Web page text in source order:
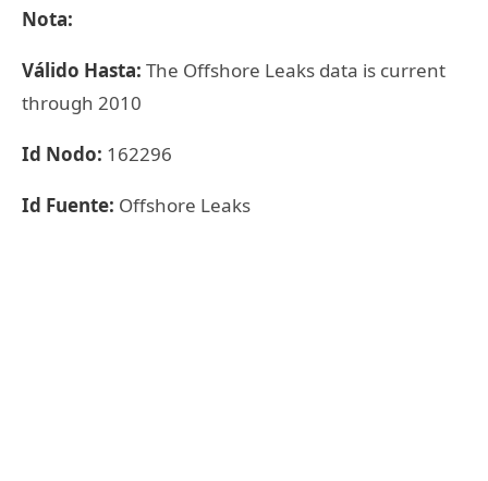
Nota:
Válido Hasta: The Offshore Leaks data is current
through 2010
Id Nodo: 162296
Id Fuente: Offshore Leaks